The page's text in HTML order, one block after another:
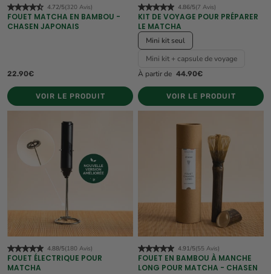
4.72/5(320 Avis)
FOUET MATCHA EN BAMBOU -
CHASEN JAPONAIS
22.90€
VOIR LE PRODUIT
4.86/5(7 Avis)
KIT DE VOYAGE POUR PRÉPARER
LE MATCHA
Mini kit seul
Mini kit + capsule de voyage
À partir de 44.90€
VOIR LE PRODUIT
4.88/5(180 Avis)
FOUET ÉLECTRIQUE POUR
MATCHA
4.91/5(55 Avis)
FOUET EN BAMBOU À MANCHE
LONG POUR MATCHA - CHASEN